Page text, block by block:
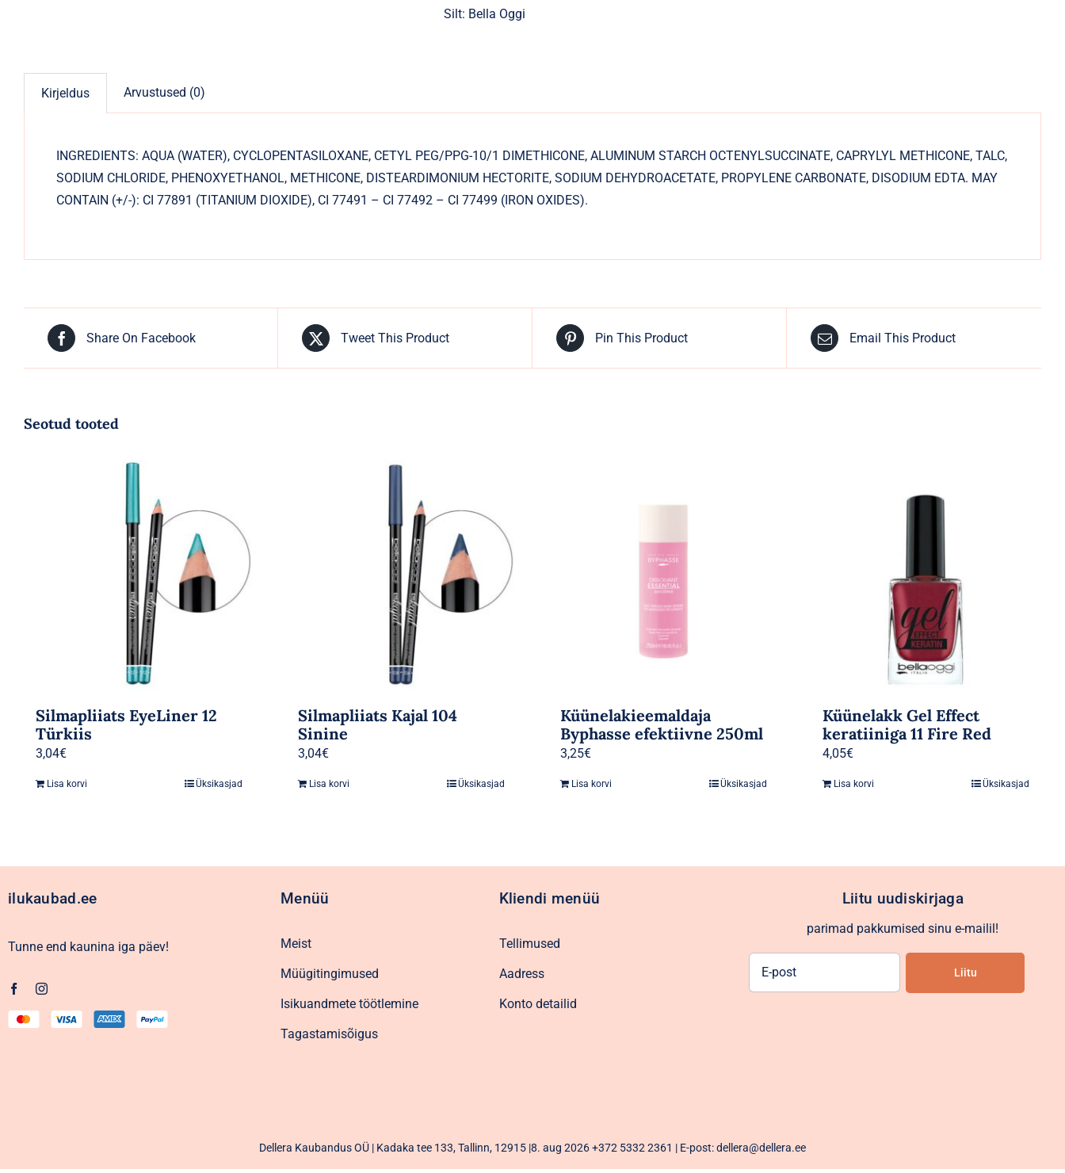
Tone
Silt: Bella Oggi
Kirjeldus Arvustused (0)
INGREDIENTS: AQUA (WATER), CYCLOPENTASILOXANE, CETYL PEG/PPG-10/1 DIMETHICONE, ALUMINUM STARCH OCTENYLSUCCINATE, CAPRYLYL METHICONE, TALC,
SODIUM CHLORIDE, PHENOXYETHANOL, METHICONE, DISTEARDIMONIUM HECTORITE, SODIUM DEHYDROACETATE, PROPYLENE CARBONATE, DISODIUM EDTA. MAY
CONTAIN (+/-): CI 77891 (TITANIUM DIOXIDE), CI 77491 – CI 77492 – CI 77499 (IRON OXIDES).
Share On Facebook Tweet This Product Pin This Product Email This Product
Seotud tooted
Silmapliiats EyeLiner 12
Türkiis
3,04€
Lisa korvi Üksikasjad
Silmapliiats Kajal 104
Sinine
3,04€
Lisa korvi Üksikasjad
Küünelakieemaldaja
Byphasse efektiivne 250ml
3,25€
Lisa korvi Üksikasjad
Küünelakk Gel Effect
keratiiniga 11 Fire Red
4,05€
Lisa korvi Üksikasjad
ilukaubad.ee
Tunne end kaunina iga päev!
Menüü
Meist
Müügitingimused
Isikuandmete töötlemine
Tagastamisõigus
Kliendi menüü
Tellimused
Aadress
Konto detailid
Liitu uudiskirjaga
parimad pakkumised sinu e-mailil!
Liitu
Dellera Kaubandus OÜ | Kadaka tee 133, Tallinn, 12915 |8. aug 2026+372 5332 2361 | E-post: dellera@dellera.ee